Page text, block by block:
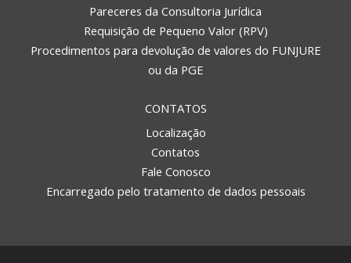
Pareceres da Consultoria Jurídica
Requisição de Pequeno Valor (RPV)
Procedimentos para devolução de valores do FUNJURE
ou da PGE
CONTATOS
Localização
Contatos
Fale Conosco
Encarregado pelo tratamento de dados pessoais